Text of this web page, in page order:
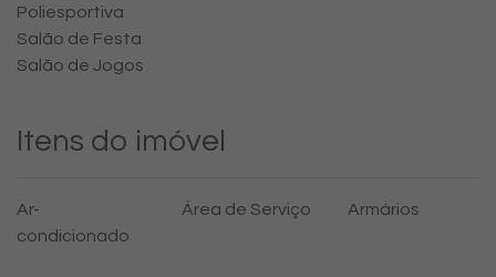
Poliesportiva
Salão de Festa
Salão de Jogos
Itens do imóvel
Ar-
condicionado
Área de Serviço Armários